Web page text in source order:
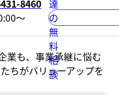
8460
〜
達
の
無
料
相
談
業も、事業承継に悩む
ちがバリューアップを